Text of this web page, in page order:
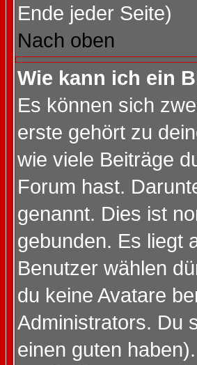
Ende jeder Seite)
Nach oben
Wie kann ich ein
Es können sich
erste gehört zu
wie viele Beiträge
Forum hast.
genannt. Dies ist
gebunden. Es liegt
Benutzer wählen
du keine Avatare
Administrators. Du
einen guten haben).